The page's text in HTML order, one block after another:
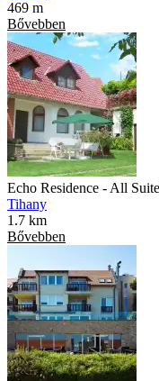
469 m
Bővebben
Echo Residence - All
Tihany
1.7 km
Bővebben